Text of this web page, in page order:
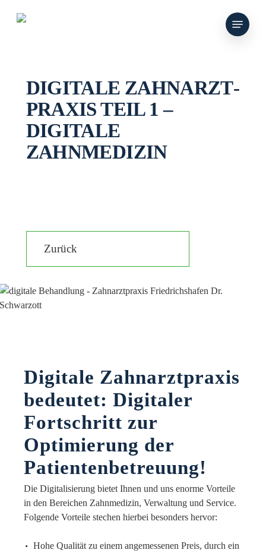
Menu
DIGITALE ZAHNARZT­
PRAXIS TEIL 1 –
DIGITALE
ZAHNMEDIZIN
Zurück
Digitale Zahnarztpraxis
bedeutet: Digitaler
Fortschritt zur
Optimierung der
Patientenbetreuung!
Die Digitalisierung bietet Ihnen und uns enorme Vorteile
in den Bereichen Zahnmedizin, Verwaltung und Service.
Folgende Vorteile stechen hierbei besonders hervor:
Hohe Qualität zu einem angemessenen Preis, durch ein